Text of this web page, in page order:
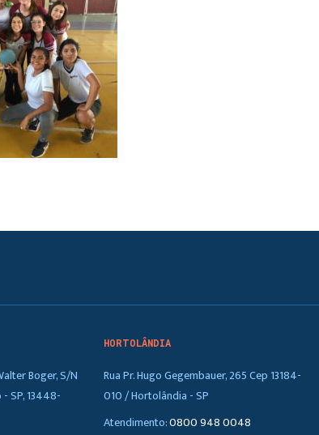
Boger, S/N
SP, 13448-
HORTOLÂNDIA
Rua Pr. Hugo Gegembauer, 265 Cep 13184-
010 / Hortolândia - SP
Atendimento:0800 948 0048